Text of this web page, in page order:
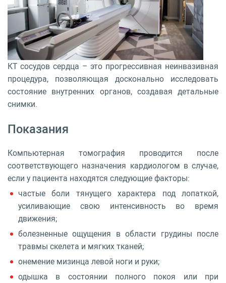
КТ сосудов сердца – это прогрессивная неинвазивная
процедура, позволяющая досконально исследовать
состояние внутренних органов, создавая детальные
снимки.
Показания
Компьютерная томография проводится после
соответствующего назначения кардиологом в случае,
если у пациента находятся следующие факторы:
частые боли тянущего характера под лопаткой,
усиливающие свою интенсивность во время
движения;
болезненные ощущения в области грудины после
травмы скелета и мягких тканей;
онемение мизинца левой ноги и руки;
одышка в состоянии полного покоя или при